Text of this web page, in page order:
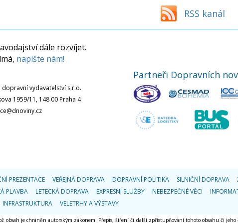
RSS kanál
dále rozvíjet.
napište nám!
dopravní vydavatelství s.r.o.
1959/11, 148 00 Praha 4
Partneři Dopravních
PREZENTACE VEŘEJNÁ DOPRAVA DOPRAVNÍ POLITIKA SILNIČNÍ DOPRAVA
PLAVBA LETECKÁ DOPRAVA EXPRESNÍ SLUŽBY NEBEZPEČNÉ VĚCI
INFRASTRUKTURA
VELETRHY A VÝSTAVY
obsah je chráněn autorským zákonem. Přepis, šíření či další zpřístupňování tohoto obsahu či